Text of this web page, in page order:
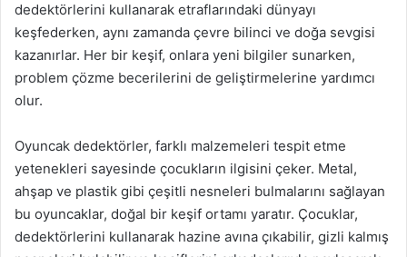
dedektörlerini kullanarak etraflarındaki dünyayı
keşfederken, aynı zamanda çevre bilinci ve doğa sevgisi
kazanırlar. Her bir keşif, onlara yeni bilgiler sunarken,
problem çözme becerilerini de geliştirmelerine yardımcı
olur.
Oyuncak dedektörler, farklı malzemeleri tespit etme
yetenekleri sayesinde çocukların ilgisini çeker. Metal,
ahşap ve plastik gibi çeşitli nesneleri bulmalarını sağlayan
bu oyuncaklar, doğal bir keşif ortamı yaratır. Çocuklar,
dedektörlerini kullanarak hazine avına çıkabilir, gizli kalmış